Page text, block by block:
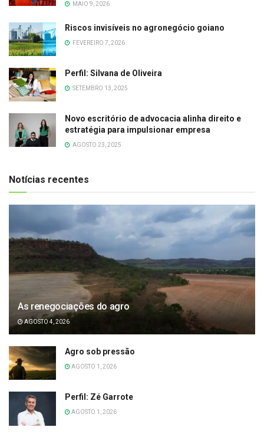
MAIO 9, 2026
Riscos invisíveis no agronegócio goiano
FEVEREIRO 7, 2026
Perfil: Silvana de Oliveira
SETEMBRO 13, 2025
Novo escritório de advocacia alinha direito e
estratégia para impulsionar empresa
AGOSTO 23, 2025
Notícias recentes
As renegociações do agro
AGOSTO 4, 2026
Agro sob pressão
AGOSTO 1, 2026
Perfil: Zé Garrote
AGOSTO 1, 2026